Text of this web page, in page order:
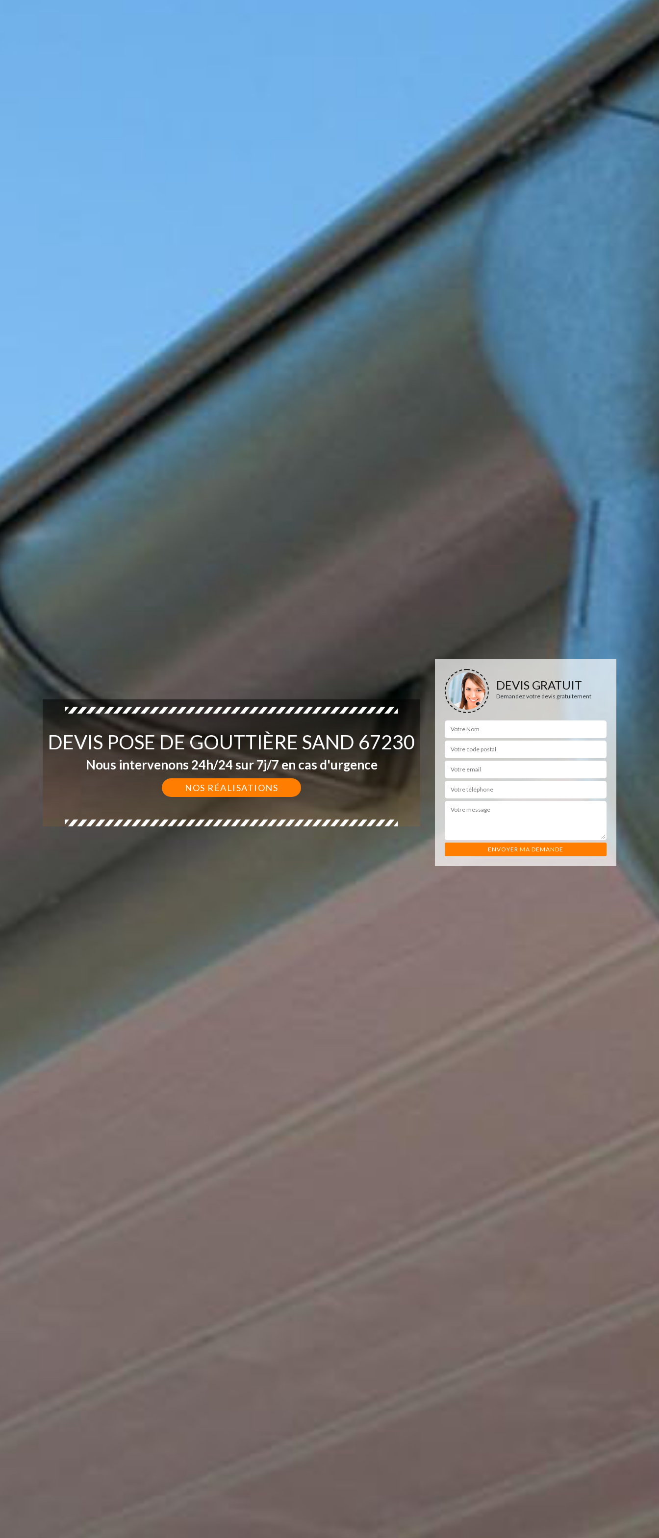
DEVIS POSE DE GOUTTIÈRE SAND 67230
Nous intervenons 24h/24 sur 7j/7 en cas d'urgence
NOS RÉALISATIONS
DEVIS GRATUIT
Demandez votre devis gratuitement